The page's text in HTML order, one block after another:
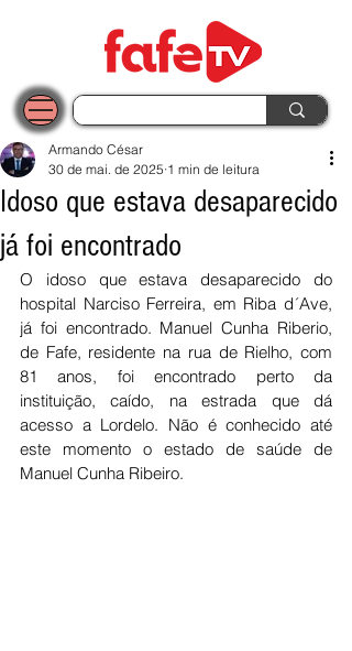
Idoso que estava desaparecido
já foi encontrado
Armando César
30 de mai. de 2025 1 min de leitura
O idoso que estava desaparecido do
hospital Narciso Ferreira, em Riba d´Ave,
já foi encontrado. Manuel Cunha Riberio,
de Fafe, residente na rua de Rielho, com
81 anos, foi encontrado perto da
instituição, caído, na estrada que dá
acesso a Lordelo. Não é conhecido até
este momento o estado de saúde de
Manuel Cunha Ribeiro.